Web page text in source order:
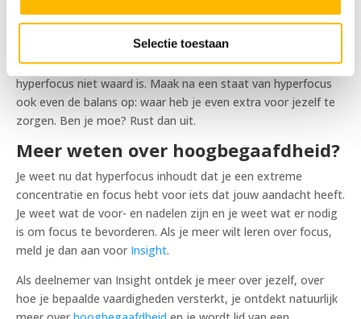
Selectie toestaan
anderen wordt afgeleid. Een ruimte waarin je ongestoord kunt
zijn of werken. Zorg er wel voor dat je een intentie hebt. Dat
voorkomt dat je jouw hyperfocus benut voor iets dat jouw
hyperfocus niet waard is. Maak na een staat van hyperfocus
ook even de balans op: waar heb je even extra voor jezelf te
zorgen. Ben je moe? Rust dan uit.
Meer weten over hoogbegaafdheid?
Je weet nu dat hyperfocus inhoudt dat je een extreme
concentratie en focus hebt voor iets dat jouw aandacht heeft.
Je weet wat de voor- en nadelen zijn en je weet wat er nodig
is om focus te bevorderen. Als je meer wilt leren over focus,
meld je dan aan voor Insight.
Als deelnemer van Insight ontdek je meer over jezelf, over
hoe je bepaalde vaardigheden versterkt, je ontdekt natuurlijk